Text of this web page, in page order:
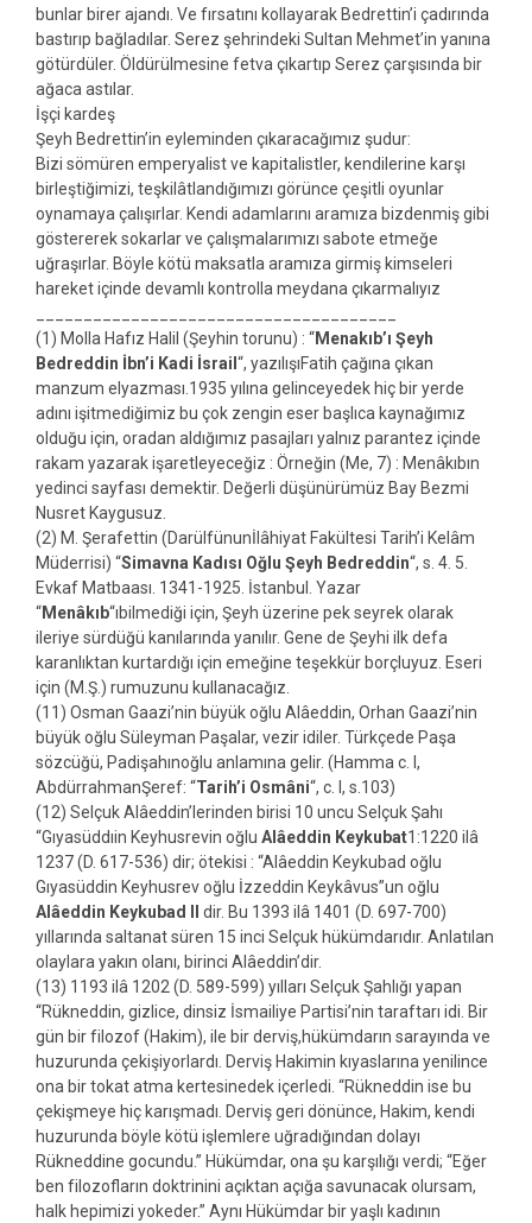
bunlar birer ajandı. Ve fırsatını kollayarak Bedrettin’i çadırında
bastırıp bağladılar. Serez şehrindeki Sultan Mehmet’in yanına
götürdüler. Öldürülmesine fetva çıkartıp Serez çarşısında bir
ağaca astılar.
İşçi kardeş
Şeyh Bedrettin’in eyleminden çıkaracağımız şudur:
Bizi sömüren emperyalist ve kapitalistler, kendilerine karşı
birleştiğimizi, teşkilâtlandığımızı görünce çeşitli oyunlar
oynamaya çalışırlar. Kendi adamlarını aramıza bizdenmiş gibi
göstererek sokarlar ve çalışmalarımızı sabote etmeğe
uğraşırlar. Böyle kötü maksatla aramıza girmiş kimseleri
hareket içinde devamlı kontrolla meydana çıkarmalıyız
(1) Molla Hafız Halil (Şeyhin torunu) : “Menakıb’ı Şeyh
Bedreddin İbn’i Kadi İsrail “, yazılışıFatih çağına çıkan
manzum elyazması.1935 yılına gelinceyedek hiç bir yerde
adını işitmediğimiz bu çok zengin eser başlıca kaynağımız
olduğu için, oradan aldığımız pasajları yalnız parantez içinde
rakam yazarak işaretleyeceğiz : Örneğin (Me, 7) : Menâkıbın
yedinci sayfası demektir. Değerli düşünürümüz Bay Bezmi
Nusret Kaygusuz.
(2) M. Şerafettin (Darülfünunİlâhiyat Fakültesi Tarih’i Kelâm
Müderrisi) “Simavna Kadısı Oğlu Şeyh Bedreddin“, s. 4. 5.
Evkaf Matbaası. 1341-1925. İstanbul. Yazar
“Menâkıb“ıbilmediği için, Şeyh üzerine pek seyrek olarak
ileriye sürdüğü kanılarında yanılır. Gene de Şeyhi ilk defa
karanlıktan kurtardığı için emeğine teşekkür borçluyuz. Eseri
için (M.Ş.) rumuzunu kullanacağız.
(11) Osman Gaazi’nin büyük oğlu Alâeddin, Orhan Gaazi’nin
büyük oğlu Süleyman Paşalar, vezir idiler. Türkçede Paşa
sözcüğü, Padişahınoğlu anlamına gelir. (Hamma c. I,
AbdürrahmanŞeref: “Tarih’i Osmâni“, c. I, s.103)
(12) Selçuk Alâeddin’lerinden birisi 10 uncu Selçuk Şahı
“Gıyasüddıin Keyhusrevin oğlu Alâeddin Keykubat1:1220 ilâ
1237 (D. 617-536) dir; ötekisi : “Alâeddin Keykubad oğlu
Gıyasüddin Keyhusrev oğlu İzzeddin Keykâvus”un oğlu
Alâeddin Keykubad II
dir. Bu 1393 ilâ 1401 (D. 697-700)
yıllarında saltanat süren 15 inci Selçuk hükümdarıdır. Anlatılan
olaylara yakın olanı, birinci Alâeddin’dir.
(13) 1193 ilâ 1202 (D. 589-599) yılları Selçuk Şahlığı yapan
“Rükneddin, gizlice, dinsiz İsmailiye Partisi’nin taraftarı idi. Bir
gün bir filozof (Hakim), ile bir derviş,hükümdarın sarayında ve
huzurunda çekişiyorlardı. Derviş Hakimin kıyaslarına yenilince
ona bir tokat atma kertesinedek içerledi. “Rükneddin ise bu
çekişmeye hiç karışmadı. Derviş geri dönünce, Hakim, kendi
huzurunda böyle kötü işlemlere uğradığından dolayı
Rükneddine gocundu.” Hükümdar, ona şu karşılığı verdi; “Eğer
ben filozofların doktrinini açıktan açığa savunacak olursam,
halk hepimizi yokeder.” Aynı Hükümdar bir yaşlı kadının